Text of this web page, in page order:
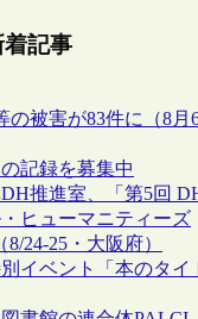
着記事
の被害が83件に（8月
記録を募集中
推進室、「第5回
ヒューマニティーズ
24-25・大阪府）
イベント「本のタイ